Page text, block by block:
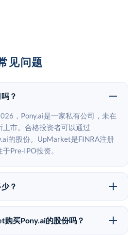
见问题
？
，Pony.ai是一家私有公司，未在
市。合格投资者可以通过
的股份。UpMarket是FINRA注册
Pre-IPO投资。
？
，因为它是一家私有公司。最近的
轮融资。 二级市场上的Pre-IPO
买Pony.ai的股份吗？